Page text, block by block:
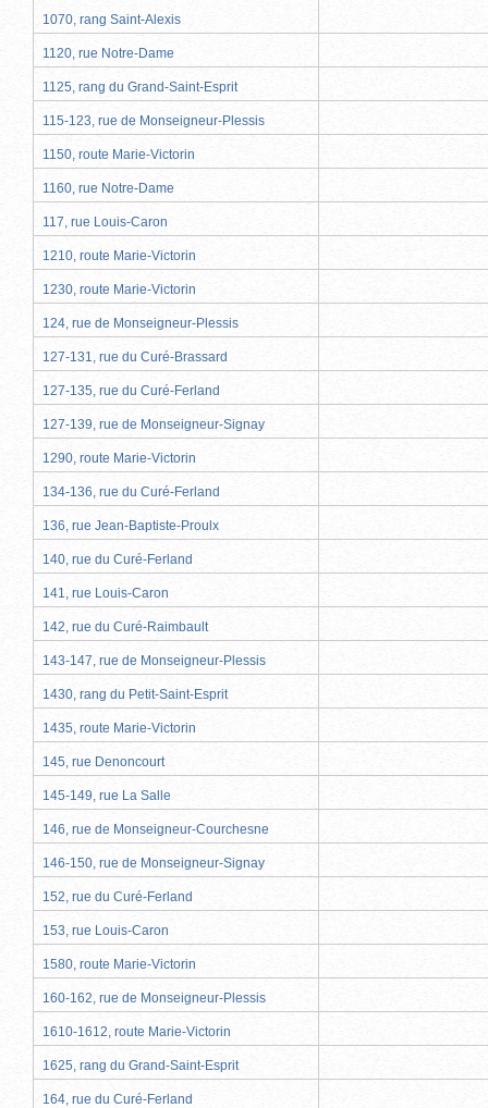
1070, rang Saint-Alexis
1120, rue Notre-Dame
1125, rang du Grand-Saint-Esprit
115-123, rue de Monseigneur-Plessis
1150, route Marie-Victorin
1160, rue Notre-Dame
117, rue Louis-Caron
1210, route Marie-Victorin
1230, route Marie-Victorin
124, rue de Monseigneur-Plessis
127-131, rue du Curé-Brassard
127-135, rue du Curé-Ferland
127-139, rue de Monseigneur-Signay
1290, route Marie-Victorin
134-136, rue du Curé-Ferland
136, rue Jean-Baptiste-Proulx
140, rue du Curé-Ferland
141, rue Louis-Caron
142, rue du Curé-Raimbault
143-147, rue de Monseigneur-Plessis
1430, rang du Petit-Saint-Esprit
1435, route Marie-Victorin
145, rue Denoncourt
145-149, rue La Salle
146, rue de Monseigneur-Courchesne
146-150, rue de Monseigneur-Signay
152, rue du Curé-Ferland
153, rue Louis-Caron
1580, route Marie-Victorin
160-162, rue de Monseigneur-Plessis
1610-1612, route Marie-Victorin
1625, rang du Grand-Saint-Esprit
164, rue du Curé-Ferland